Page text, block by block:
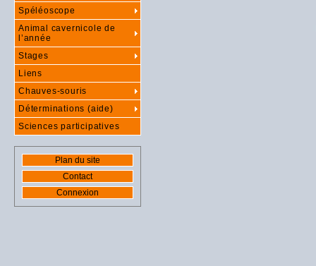
Spéléoscope
Animal cavernicole de
l’année
Stages
Liens
Chauves-souris
Déterminations (aide)
Sciences participatives
Plan du site
Contact
Connexion